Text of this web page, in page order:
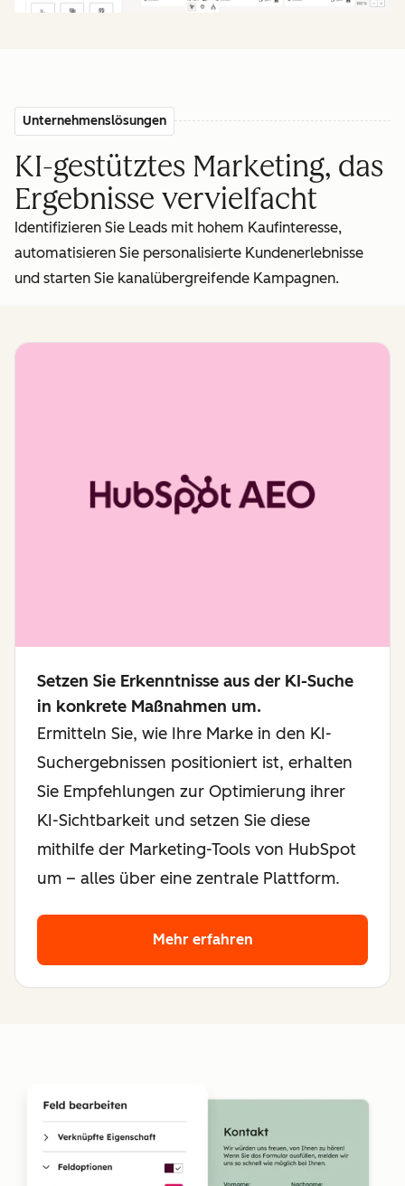
Unternehmenslösungen
KI-gestütztes Marketing, das
Ergebnisse vervielfacht
Identifizieren Sie Leads mit hohem Kaufinteresse,
automatisieren Sie personalisierte Kundenerlebnisse
und starten Sie kanalübergreifende Kampagnen.
Setzen Sie Erkenntnisse aus der KI-Suche
in konkrete Maßnahmen um.
Ermitteln Sie, wie Ihre Marke in den KI-
Suchergebnissen positioniert ist, erhalten
Sie Empfehlungen zur Optimierung ihrer
KI-Sichtbarkeit und setzen Sie diese
mithilfe der Marketing-Tools von HubSpot
um – alles über eine zentrale Plattform.
Mehr erfahren